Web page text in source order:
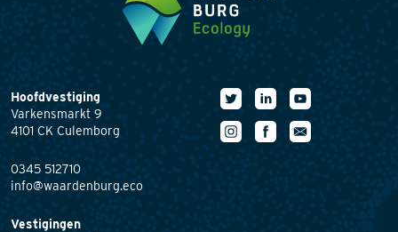
Hoofdvestiging
Varkensmarkt 9
4101 CK Culemborg
0345 512710
info@waardenburg.eco
Vestigingen